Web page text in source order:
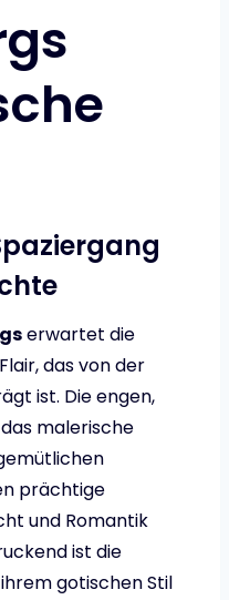
erwartet die
das von der
ist. Die engen,
malerische
prächtige
und Romantik
ist die
gotischen Stil